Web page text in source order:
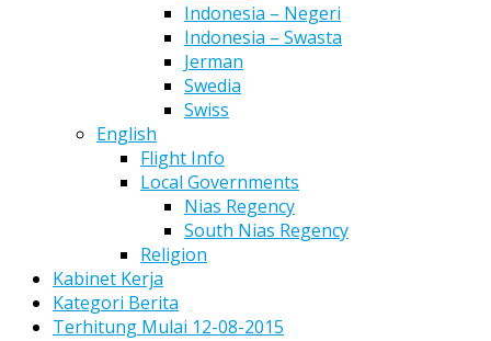
Indonesia – Negeri
Indonesia – Swasta
Jerman
Swedia
Swiss
English
Flight Info
Local Governments
Nias Regency
South Nias Regency
Religion
Kabinet Kerja
Kategori Berita
Terhitung Mulai 12-08-2015